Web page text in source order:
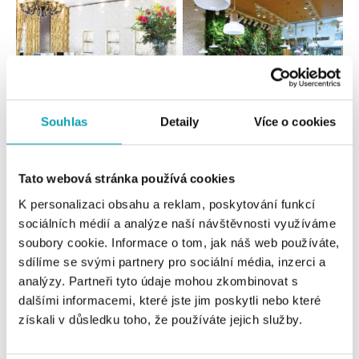
Souhlas Detaily Více o cookies
Tato webová stránka používá cookies
K personalizaci obsahu a reklam, poskytování funkcí
sociálních médií a analýze naší návštěvnosti využíváme
soubory cookie. Informace o tom, jak náš web používáte,
sdílíme se svými partnery pro sociální média, inzerci a
analýzy. Partneři tyto údaje mohou zkombinovat s
dalšími informacemi, které jste jim poskytli nebo které
získali v důsledku toho, že používáte jejich služby.
ALO diamonds Hilton, Košice
Hlavná 123/1, 040 01 Košice
tel.: +421 911 854 322, +421 917 869 485
dnes otvorené do 19:00
ALOve OC Aupark, Bratislava
Einsteinova 3541/18, 851 01 Bratislava